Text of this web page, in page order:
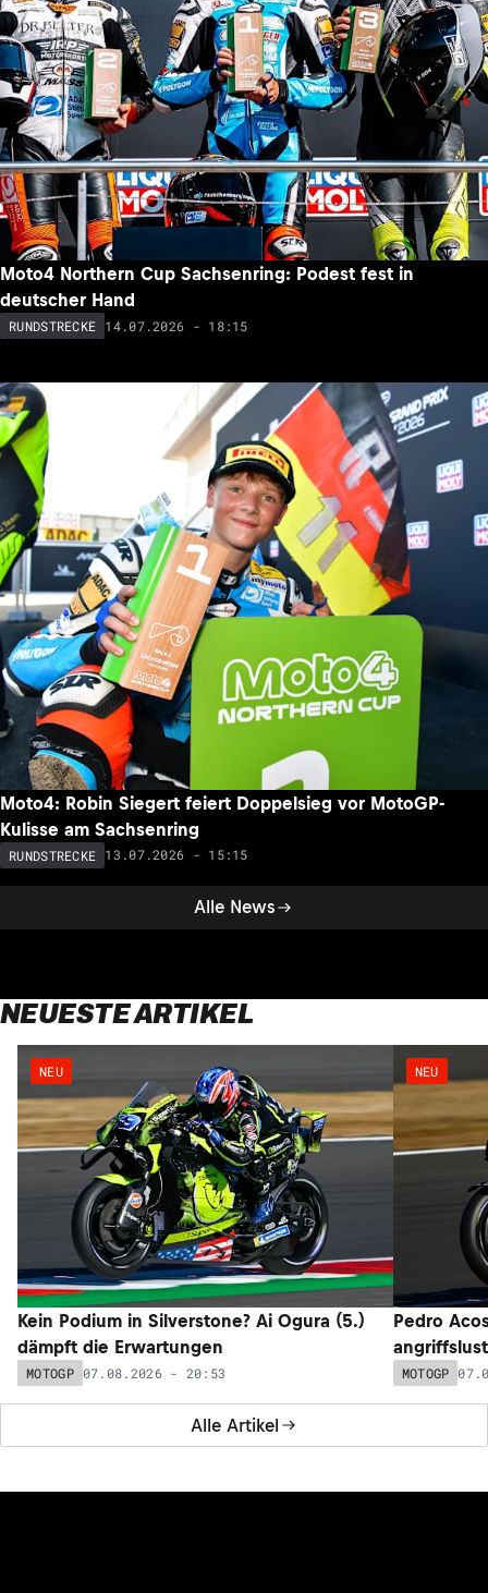
Alle News
Moto4 Northern Cup Sachsenring: Podest fest in
deutscher Hand
RUNDSTRECKE 14.07.2026 - 18:15
Moto4: Robin Siegert feiert Doppelsieg vor MotoGP-
Kulisse am Sachsenring
RUNDSTRECKE 13.07.2026 - 15:15
NEUESTE ARTIKEL
Alle Artikel
NEU
Kein Podium in Silverstone? Ai Ogura (5.)
dämpft die Erwartungen
MOTOGP 07.08.2026 - 20:53
NEU
Pedro
MOTOGP